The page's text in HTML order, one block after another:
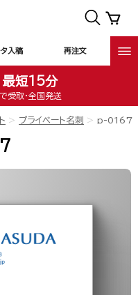
入稿 再注文
最短15分
受取・全国発送
プライベート名刺 p-0167